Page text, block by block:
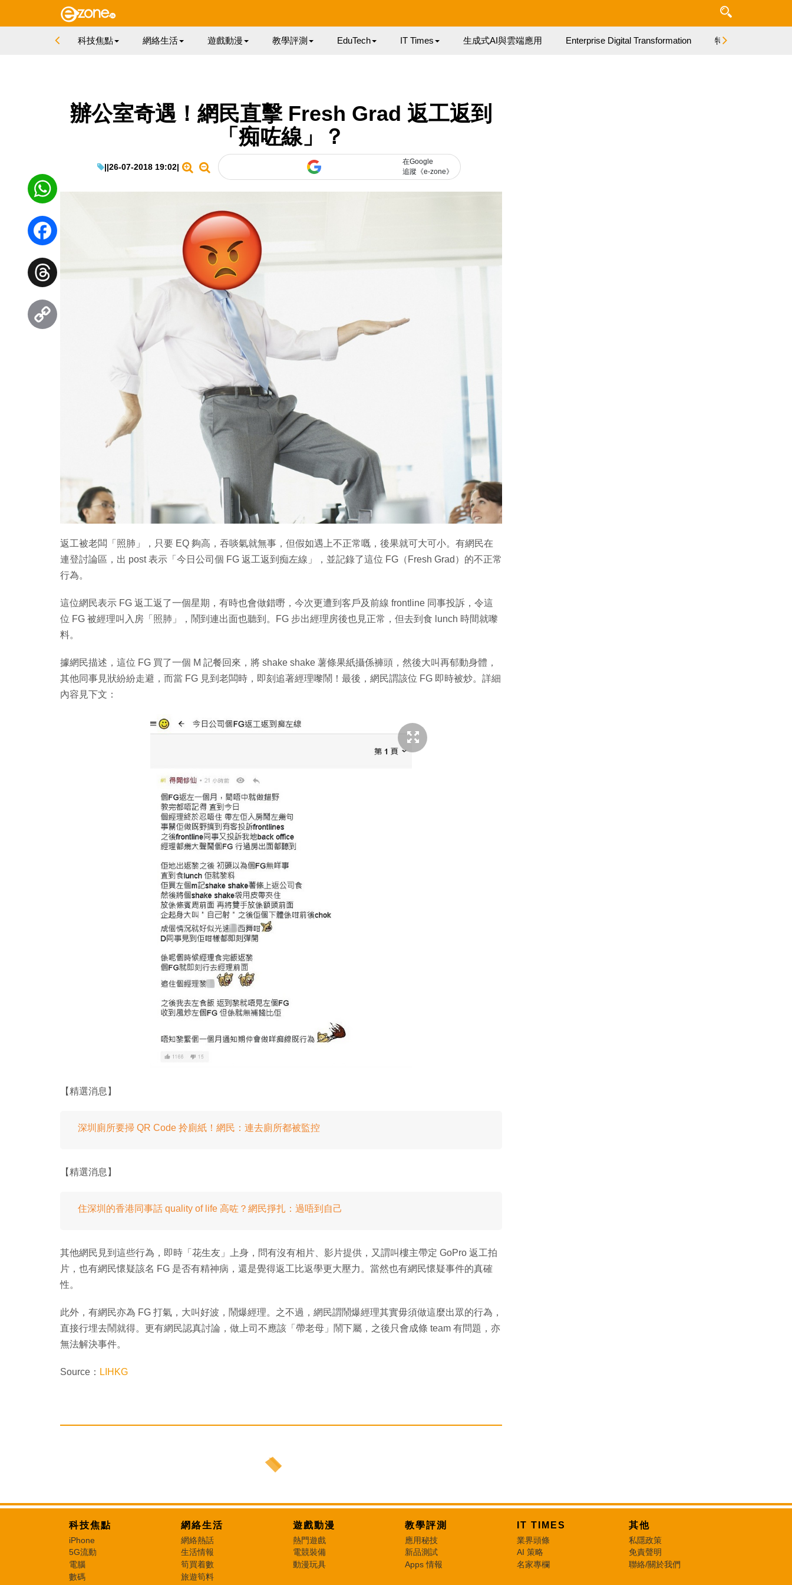
科技焦點 網絡生活 遊戲動漫 教學評測 EduTech IT Times 生成式AI與雲端應用 Enterprise Digital Transformation 特集
辦公室奇遇！網民直擊 Fresh Grad 返工返到
「痴咗線」？
||26-07-2018 19:02|
在Google
追蹤《e-zone》
返工被老闆「照肺」，只要 EQ 夠高，吞啖氣就無事，但假如遇上不正常嘅，後果就可大可小。有網民在
連登討論區，出 post 表示「今日公司個 FG 返工返到痴左線」，並記錄了這位 FG（Fresh Grad）的不正常
行為。
這位網民表示 FG 返工返了一個星期，有時也會做錯嘢，今次更遭到客戶及前線 frontline 同事投訴，令這
位 FG 被經理叫入房「照肺」，鬧到連出面也聽到。FG 步出經理房後也見正常，但去到食 lunch 時間就嚟
料。
據網民描述，這位 FG 買了一個 M 記餐回來，將 shake shake 薯條果紙攝係褲頭，然後大叫再郁動身體，
其他同事見狀紛紛走避，而當 FG 見到老闆時，即刻追著經理嚟鬧！最後，網民謂該位 FG 即時被炒。詳細
內容見下文：
【精選消息】
深圳廁所要掃 QR Code 拎廁紙！網民：連去廁所都被監控
【精選消息】
住深圳的香港同事話 quality of life 高咗？網民掙扎：過唔到自己
其他網民見到這些行為，即時「花生友」上身，問有沒有相片、影片提供，又謂叫樓主帶定 GoPro 返工拍
片，也有網民懷疑該名 FG 是否有精神病，還是覺得返工比返學更大壓力。當然也有網民懷疑事件的真確
性。
此外，有網民亦為 FG 打氣，大叫好波，鬧爆經理。之不過，網民謂鬧爆經理其實毋須做這麼出眾的行為，
直接行埋去鬧就得。更有網民認真討論，做上司不應該「帶老母」鬧下屬，之後只會成條 team 有問題，亦
無法解決事件。
Source： LIHKG
WhatsApp
Facebook
Threads
科技焦點
iPhone
5G流動
電腦
數碼
網絡生活
網絡熱話
生活情報
筍買着數
旅遊筍料
遊戲動漫
熱門遊戲
電競裝備
動漫玩具
教學評測
應用秘技
新品測試
Apps 情報
IT TIMES
業界頭條
AI 策略
名家專欄
其他
私隱政策
免責聲明
聯絡/關於我們